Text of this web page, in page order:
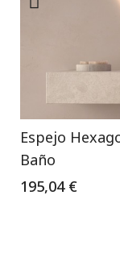
Espejo
Baño
195,04 €